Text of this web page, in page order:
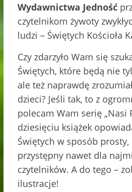
Wydawnictwa Jedność
czytelnikom żywoty
ludzi – Świętych Kościoła
Czy zdarzyło Wam się
Świętych, które będą nie
ale też naprawdę
dzieci? Jeśli tak, to z
polecam Wam serię „Nasi
dziesięciu książek
Świętych w sposób prosty,
przystępny nawet dla
czytelników. A do tego –
ilustracje!